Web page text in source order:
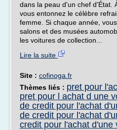
dans la peau d'un chef d'État.
vous entonnez le célèbre
femme. Si chaque année,
salons et des musées
les voitures de collection...
Lire la suite
Site : cofinoga.fr
Thèmes liés : pret pour
pret pour l achat d une
de credit pour l'achat
de credit pour l'achat
credit pour l'achat d'une